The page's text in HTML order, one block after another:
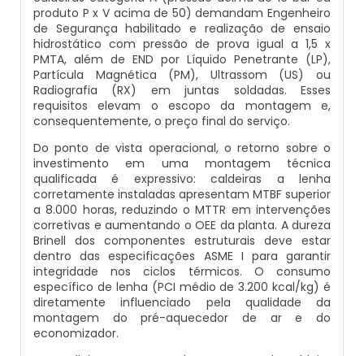
Caldeiras E Vasos De Pressão
Comprar Caldeira
Controle E Automação De Caldeiras
Caldeiras
Curso Operação De Caldeira
Curso Treinamento De Segurança Na
Operação De Caldeiras
Economizador Para Caldeiras
Empresa De Serviços Caldeiraria
Inspeção Dimensional De Caldeiraria E
Tubulação
Inspeção Em Caldeiras
Inspeção Em Caldeiras Aquatubulares
Inspeção Inicial Em Caldeiras
Inspeção Nas Caldeiras
Inspeção Periodica Em Caldeiras
Manutenção E Inspeção De Caldeiras
Plano De Inspeção De Caldeiras
Montagem De Caldeiras A Vapor
Montagem De Caldeiras Preço
Montagem De Caldeiras A Gás
Montagem De Caldeiras A Lenha
Montagem De Caldeiras A Pellets
Montagem De Caldeiras De Aquecimento
Montagem De Caldeiras Empresa
Preço Montagem De Caldeira A Gás
Distribuidor De Caldeira A Vapor
Empresa De Caldeira A Vapor
Fabrica De Caldeira A Vapor
Fabricante De Caldeira A Vapor
Ferro Com Caldeira A Vapor
Fornecedor De Caldeira A Vapor
Onde Comprar Caldeira A Vapor
Peças Para Caldeira A Vapor
Peças Para Caldeira A Gás
Queimador De Caldeira A Gás
Queimador Para Caldeira A Gás
Serviço De Manutenção Caldeira A Gás
Valor Caldeira A Gás
Venda Caldeira A Gás
Peças De Caldeiras
Melhor Caldeira Gás Natural
produto P x V acima de 50) demandam Engenheiro
de Segurança habilitado e realização de ensaio
hidrostático com pressão de prova igual a 1,5 x
PMTA, além de END por Líquido Penetrante (LP),
Partícula Magnética (PM), Ultrassom (US) ou
Radiografia (RX) em juntas soldadas. Esses
requisitos elevam o escopo da montagem e,
consequentemente, o preço final do serviço.
Do ponto de vista operacional, o retorno sobre o
investimento em uma montagem técnica
qualificada é expressivo: caldeiras a lenha
corretamente instaladas apresentam MTBF superior
a 8.000 horas, reduzindo o MTTR em intervenções
corretivas e aumentando o OEE da planta. A dureza
Brinell dos componentes estruturais deve estar
dentro das especificações ASME I para garantir
integridade nos ciclos térmicos. O consumo
específico de lenha (PCI médio de 3.200 kcal/kg) é
diretamente influenciado pela qualidade da
montagem do pré-aquecedor de ar e do
economizador.